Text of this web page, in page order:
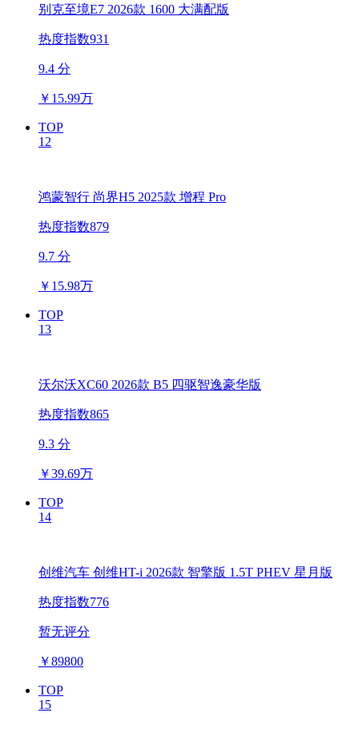
别克至境E7 2026款 1600 大满配版
热度指数931
9.4 分
￥ 15.99万
TOP
12
鸿蒙智行 尚界H5 2025款 增程 Pro
热度指数879
9.7 分
￥ 15.98万
TOP
13
沃尔沃XC60 2026款 B5 四驱智逸豪华版
热度指数865
9.3 分
￥39.69万
TOP
14
创维汽车 创维HT-i 2026款 智擎版 1.5T PHEV 星月版
热度指数776
暂无评分
￥89800
TOP
15